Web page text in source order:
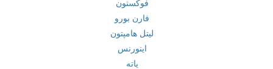
فوکستون
فارن بورو
لیتل هامپتون
اینورنس
یاته